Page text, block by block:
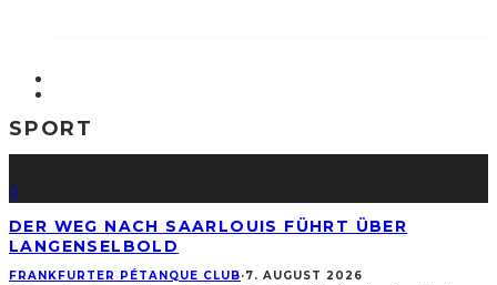
SPORT
0
DER WEG NACH SAARLOUIS FÜHRT ÜBER
LANGENSELBOLD
FRANKFURTER PÉTANQUE CLUB·7. AUGUST 2026